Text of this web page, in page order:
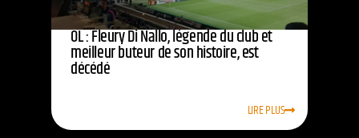
OL : Fleury Di Nallo, légende du club et
meilleur buteur de son histoire, est
décédé
LIRE PLUS